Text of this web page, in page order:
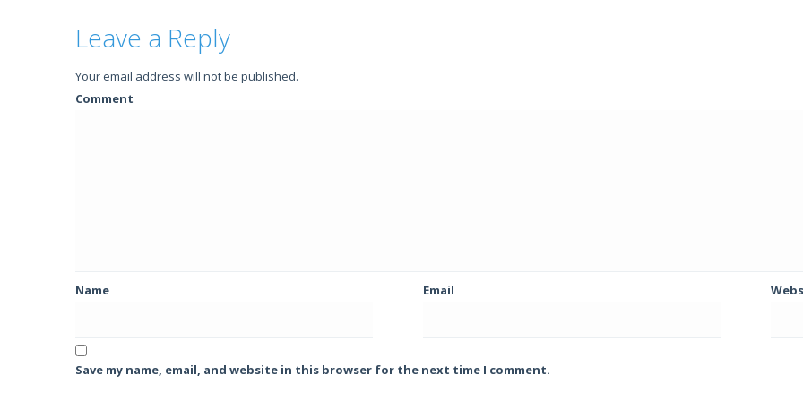
Leave a Reply
Your email address will not be published.
Comment
Name Email
Save my name, email, and website in this browser for the next time I comment.